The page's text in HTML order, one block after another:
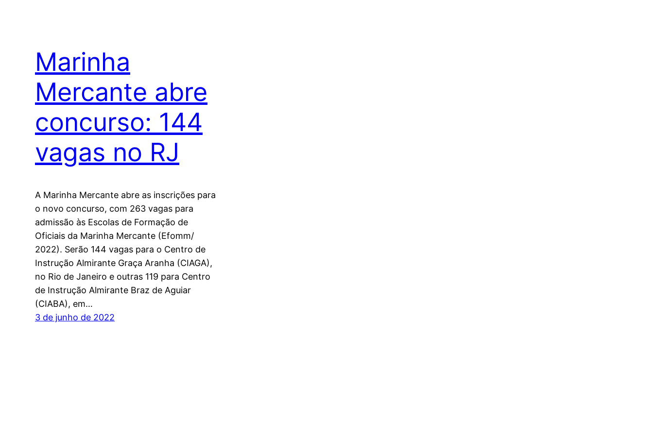
Marinha
Mercante abre
concurso: 144
vagas no RJ
A Marinha Mercante abre as inscrições para
o novo concurso, com 263 vagas para
admissão às Escolas de Formação de
Oficiais da Marinha Mercante (Efomm/
2022). Serão 144 vagas para o Centro de
Instrução Almirante Graça Aranha (CIAGA),
no Rio de Janeiro e outras 119 para Centro
de Instrução Almirante Braz de Aguiar
(CIABA), em…
3 de junho de 2022